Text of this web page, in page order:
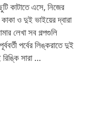
কাটাতে এসে, নিজের
ও দুই ভাইয়ের দ্বারা
লেখা সব গল্পগুলি
পর্বের লিঙ্করাতে দুই
সারা …